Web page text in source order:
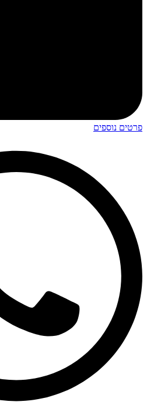
פרטים נוספים